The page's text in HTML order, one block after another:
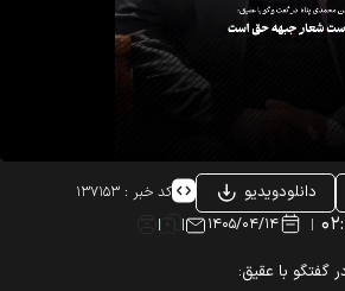
دانلودویدیو کد خبر : ۱۳۷۱۵۳
۱۴۰۵/۰۴/۱۴
با عقیق: